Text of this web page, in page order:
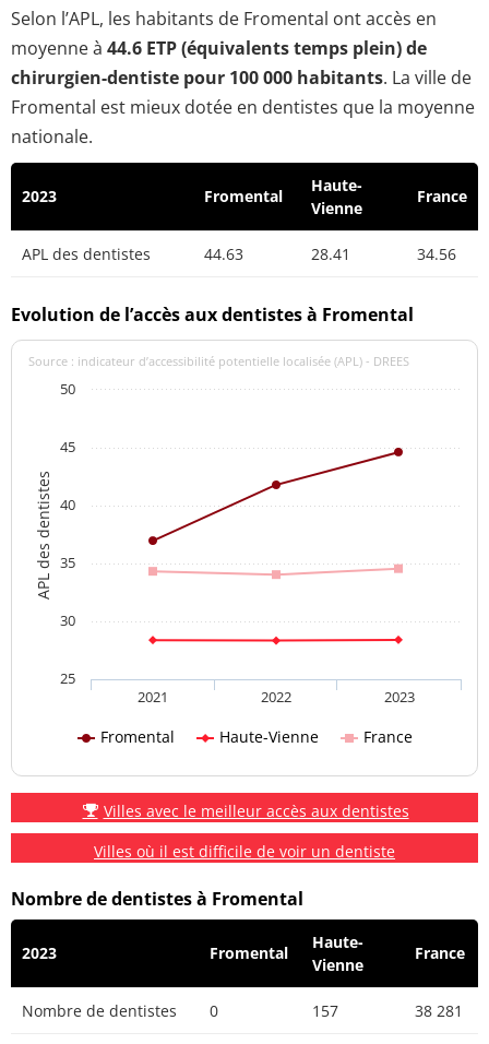
Selon l’APL, les habitants de Fromental ont accès en
moyenne à 44.6 ETP (équivalents temps plein) de
chirurgien-dentiste pour 100 000 habitants. La ville de
Fromental est mieux dotée en dentistes que la moyenne
nationale.
2023 Fromental
Haute-
Vienne
France
APL des dentistes 44.63 28.41 34.56
Evolution de l’accès aux dentistes à Fromental
APL des dentistes
Source : indicateur d’accessibilité potentielle localisée (APL) - DREES
Fromental Haute-Vienne France
2021 2022 2023
25
30
35
40
45
50
Villes avec le meilleur accès aux dentistes
Villes où il est difficile de voir un dentiste
Nombre de dentistes à Fromental
2023 Fromental
Haute-
Vienne
France
Nombre de dentistes 0 157 38 281